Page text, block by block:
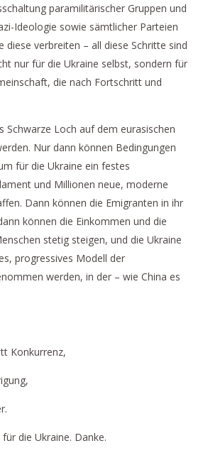
paramilitärischer Gruppen und
Ideologie sowie sämtlicher Parteien
diese verbreiten – all diese Schritte sind
nur für die Ukraine selbst, sondern für
die nach Fortschritt und
Schwarze Loch auf dem eurasischen
Nur dann können Bedingungen
für die Ukraine ein festes
und Millionen neue, moderne
Dann können die Emigranten in ihr
können die Einkommen und die
stetig steigen, und die Ukraine
progressives Modell der
werden, in der – wie China es
Konkurrenz,
die Ukraine. Danke.